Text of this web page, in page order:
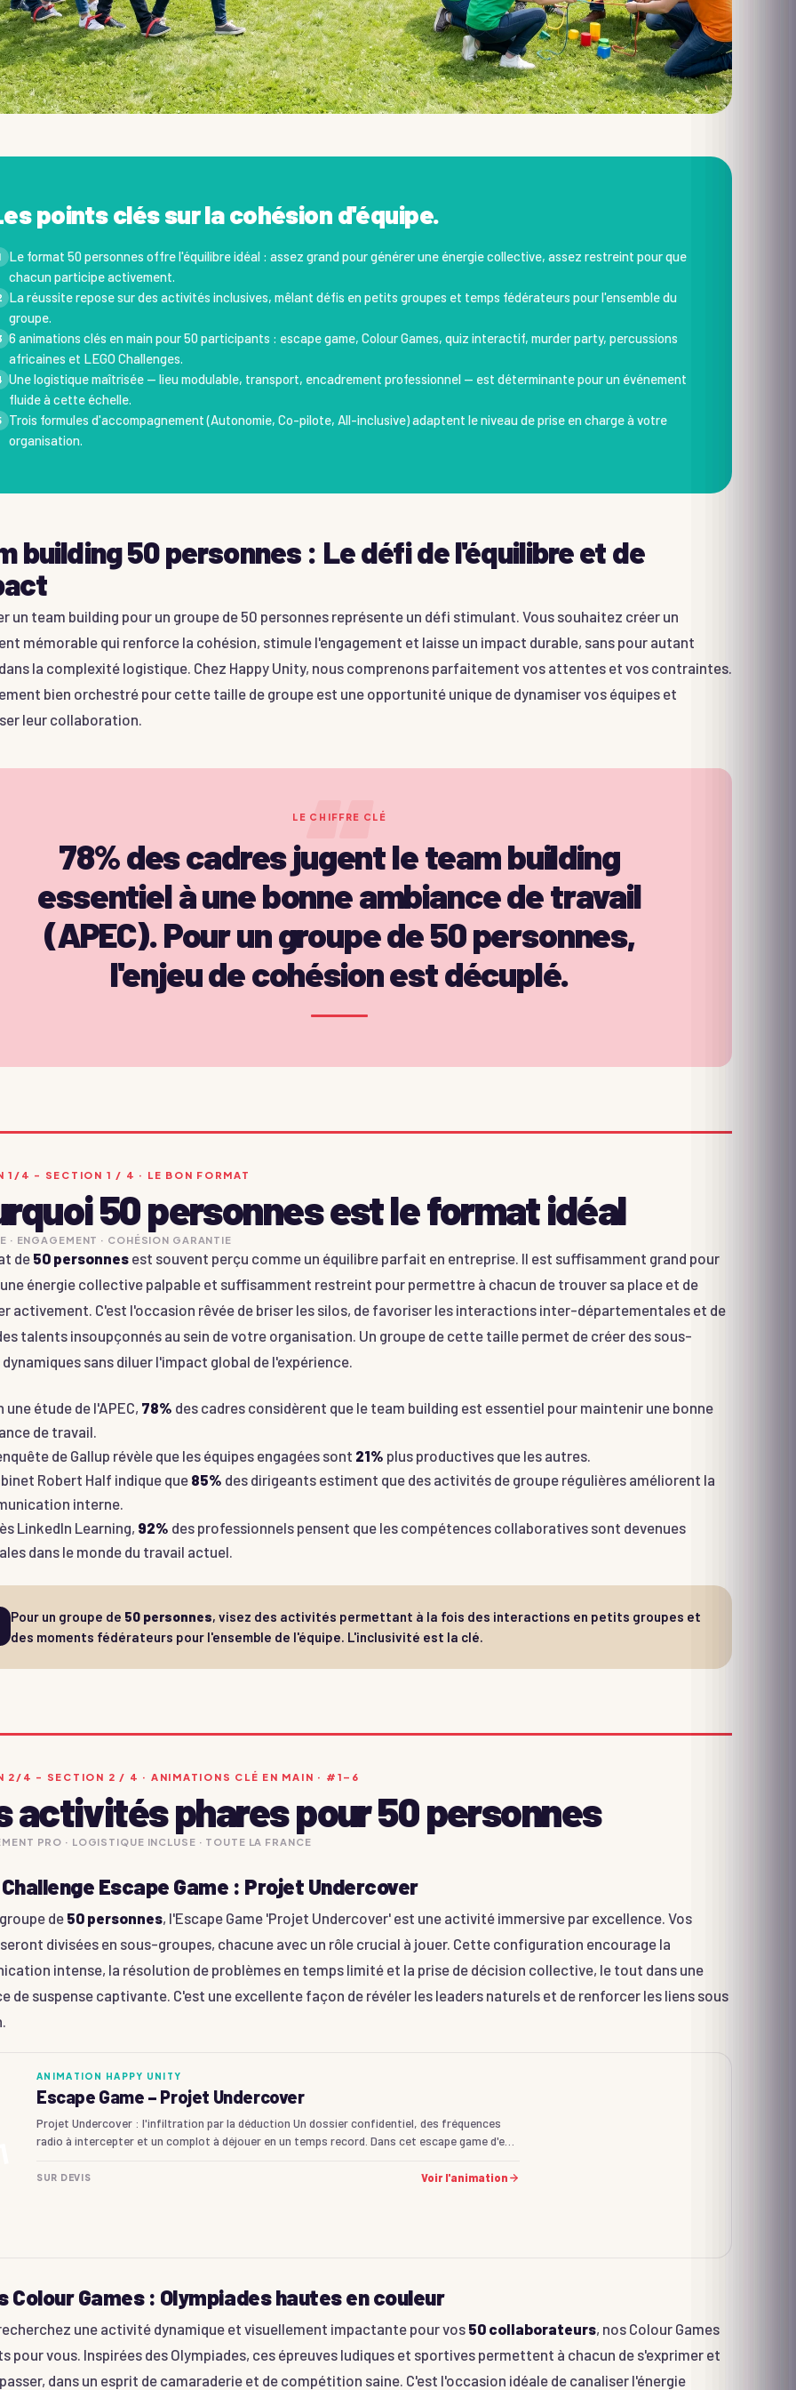
points clés sur la cohésion d'équipe.
Le format 50 personnes offre l'équilibre idéal : assez grand pour générer une énergie collective, assez restreint pour que
chacun participe activement.
La réussite repose sur des activités inclusives, mêlant défis en petits groupes et temps fédérateurs pour l'ensemble du
groupe.
6 animations clés en main pour 50 participants : escape game, Colour Games, quiz interactif, murder party, percussions
africaines et LEGO Challenges.
Une logistique maîtrisée — lieu modulable, transport, encadrement professionnel — est déterminante pour un événement
fluide à cette échelle.
Trois formules d'accompagnement (Autonomie, Co-pilote, All-inclusive) adaptent le niveau de prise en charge à votre
organisation.
building 50 personnes : Le défi de l'équilibre et de
un team building pour un groupe de 50 personnes représente un défi stimulant. Vous souhaitez créer un
mémorable qui renforce la cohésion, stimule l'engagement et laisse un impact durable, sans pour autant
la complexité logistique. Chez Happy Unity, nous comprenons parfaitement vos attentes et vos contraintes.
bien orchestré pour cette taille de groupe est une opportunité unique de dynamiser vos équipes et
leur collaboration.
“
LE CHIFFRE CLÉ
78% des cadres jugent le team building
essentiel à une bonne ambiance de travail
(APEC). Pour un groupe de 50 personnes,
l'enjeu de cohésion est décuplé.
1/4 - SECTION 1 / 4 · LE BON FORMAT
50 personnes est le format idéal
· ENGAGEMENT · COHÉSION GARANTIE
de 50 personnes est souvent perçu comme un équilibre parfait en entreprise. Il est suffisamment grand pour
énergie collective palpable et suffisamment restreint pour permettre à chacun de trouver sa place et de
activement. C'est l'occasion rêvée de briser les silos, de favoriser les interactions inter-départementales et de
talents insoupçonnés au sein de votre organisation. Un groupe de cette taille permet de créer des sous-
sans diluer l'impact global de l'expérience.
une étude de l'APEC, 78% des cadres considèrent que le team building est essentiel pour maintenir une bonne
de travail.
de Gallup révèle que les équipes engagées sont 21% plus productives que les autres.
Robert Half indique que 85% des dirigeants estiment que des activités de groupe régulières améliorent la
interne.
LinkedIn Learning, 92% des professionnels pensent que les compétences collaboratives sont devenues
dans le monde du travail actuel.
Pour un groupe de 50 personnes, visez des activités permettant à la fois des interactions en petits groupes et
des moments fédérateurs pour l'ensemble de l'équipe. L'inclusivité est la clé.
2/4 - SECTION 2 / 4 · ANIMATIONS CLÉ EN MAIN · #1–6
activités phares pour 50 personnes
PRO · LOGISTIQUE INCLUSE · TOUTE LA FRANCE
Escape Game : Projet Undercover
de 50 personnes, l'Escape Game 'Projet Undercover' est une activité immersive par excellence. Vos
divisées en sous-groupes, chacune avec un rôle crucial à jouer. Cette configuration encourage la
intense, la résolution de problèmes en temps limité et la prise de décision collective, le tout dans une
de suspense captivante. C'est une excellente façon de révéler les leaders naturels et de renforcer les liens sous
ANIMATION HAPPY UNITY
Escape Game – Projet Undercover
Projet Undercover : l'infiltration par la déduction Un dossier confidentiel, des fréquences
radio à intercepter et un complot à déjouer en un temps record. Dans cet escape game d'e…
SUR DEVIS Voir l'animation
Colour Games : Olympiades hautes en couleur
une activité dynamique et visuellement impactante pour vos50 collaborateurs, nos Colour Games
pour vous. Inspirées des Olympiades, ces épreuves ludiques et sportives permettent à chacun de s'exprimer et
dans un esprit de camaraderie et de compétition saine. C'est l'occasion idéale de canaliser l'énergie